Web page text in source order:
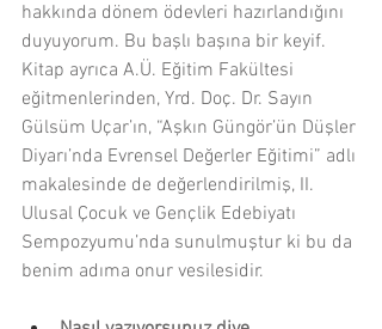
hakkında dönem ödevleri hazırlandığını
duyuyorum. Bu başlı başına bir keyif.
Kitap ayrıca A.Ü. Eğitim Fakültesi
eğitmenlerinden, Yrd. Doç. Dr. Sayın
Gülsüm Uçar’ın, “Aşkın Güngör’ün Düşler
Diyarı’nda Evrensel Değerler Eğitimi” adlı
makalesinde de değerlendirilmiş, II.
Ulusal Çocuk ve Gençlik Edebiyatı
Sempozyumu’nda sunulmuştur ki bu da
benim adıma onur vesilesidir.